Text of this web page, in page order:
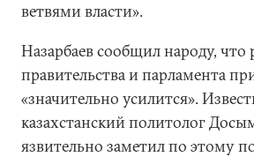
ветвями власти».
Назарбаев сообщил народу, что
правительства и парламента
«значительно усилится».
казахстанский политолог
язвительно заметил по этому